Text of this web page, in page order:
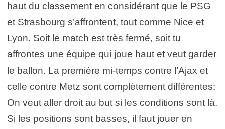
haut du classement en considérant que le PSG
et Strasbourg s’affrontent, tout comme Nice et
Lyon. Soit le match est très fermé, soit tu
affrontes une équipe qui joue haut et veut garder
le ballon. La première mi-temps contre l’Ajax et
celle contre Metz sont complètement différentes;
On veut aller droit au but si les conditions sont là.
Si les positions sont basses, il faut jouer en